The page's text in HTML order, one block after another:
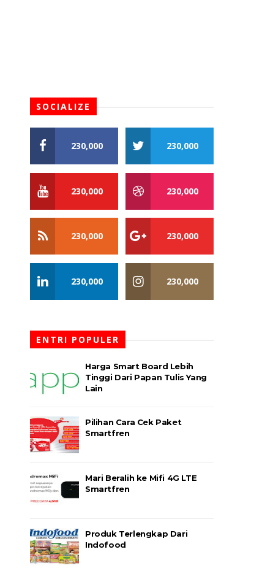
SOCIALIZE
230,000 230,000
230,000 230,000
230,000 230,000
230,000 230,000
ENTRI POPULER
Harga Smart Board Lebih
Tinggi Dari Papan Tulis Yang
Lain
Pilihan Cara Cek Paket
Smartfren
Mari Beralih ke Mifi 4G LTE
Smartfren
Produk Terlengkap Dari
Indofood